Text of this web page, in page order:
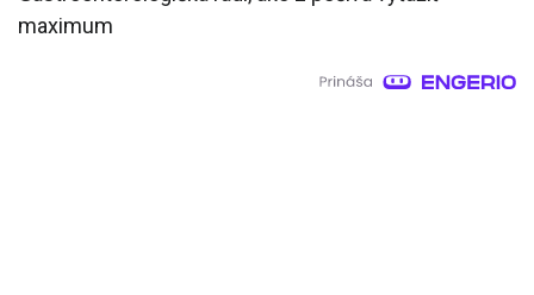
maximum